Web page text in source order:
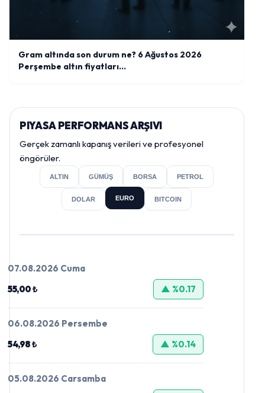
Gram altında son durum ne? 6 Ağustos 2026
Perşembe altın fiyatları…
PIYASA PERFORMANS ARŞIVI
Gerçek zamanlı kapanış verileri ve profesyonel
öngörüler.
ALTIN GÜMÜŞ BORSA PETROL
DOLAR EURO BITCOIN
07.08.2026 Cuma
55,00 ₺
▲ %0.17
06.08.2026 Persembe
54,98 ₺
▲ %0.14
05.08.2026 Carsamba